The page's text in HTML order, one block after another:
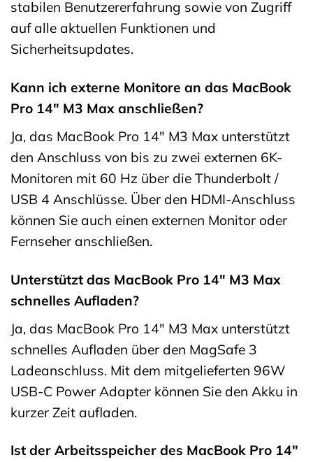
stabilen Benutzererfahrung sowie von Zugriff
auf alle aktuellen Funktionen und
Sicherheitsupdates.
Kann ich externe Monitore an das MacBook
Pro 14″ M3 Max anschließen?
Ja, das MacBook Pro 14″ M3 Max unterstützt
den Anschluss von bis zu zwei externen 6K-
Monitoren mit 60 Hz über die Thunderbolt /
USB 4 Anschlüsse. Über den HDMI-Anschluss
können Sie auch einen externen Monitor oder
Fernseher anschließen.
Unterstützt das MacBook Pro 14″ M3 Max
schnelles Aufladen?
Ja, das MacBook Pro 14″ M3 Max unterstützt
schnelles Aufladen über den MagSafe 3
Ladeanschluss. Mit dem mitgelieferten 96W
USB-C Power Adapter können Sie den Akku in
kurzer Zeit aufladen.
Ist der Arbeitsspeicher des MacBook Pro 14″